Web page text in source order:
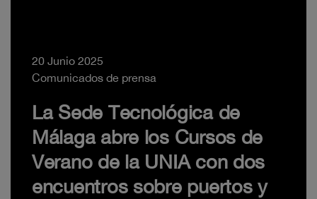
20 Junio 2025
Comunicados de prensa
La Sede Tecnológica de
Málaga abre los Cursos de
Verano de la UNIA con dos
encuentros sobre puertos y